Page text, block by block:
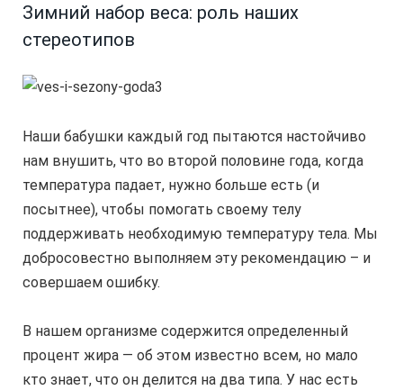
Зимний набор веса: роль наших
стереотипов
Наши бабушки каждый год пытаются настойчиво
нам внушить, что во второй половине года, когда
температура падает, нужно больше есть (и
посытнее), чтобы помогать своему телу
поддерживать необходимую температуру тела. Мы
добросовестно выполняем эту рекомендацию – и
совершаем ошибку.
В нашем организме содержится определенный
процент жира — об этом известно всем, но мало
кто знает, что он делится на два типа. У нас есть